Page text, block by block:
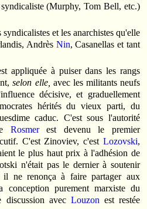
(Murphy, Tom Bell, etc.)
et les anarchistes qu'elle
Andrès Nin, Casanellas et tant
appliquée à puiser dans les rangs
selon elle, avec les militants neufs
décisive, et graduellement
hérités du vieux parti, du
caduc. C'est sous l'autorité
Rosmerest devenu le premier
C'est Zinoviev, c'est Lozovski,
le plus haut prix à l'adhésion de
n'était pas le dernier à soutenir
il ne renonça à faire partager aux
conception purement marxiste du
discussion avec Louzon est restée